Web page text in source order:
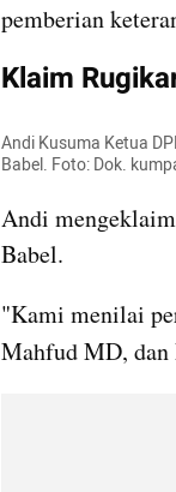
pemberian
Klaim
Andi Kusuma Ketua
Babel. Foto: Dok.
Andi
Babel.
"Kami menilai
Mahfud MD, dan